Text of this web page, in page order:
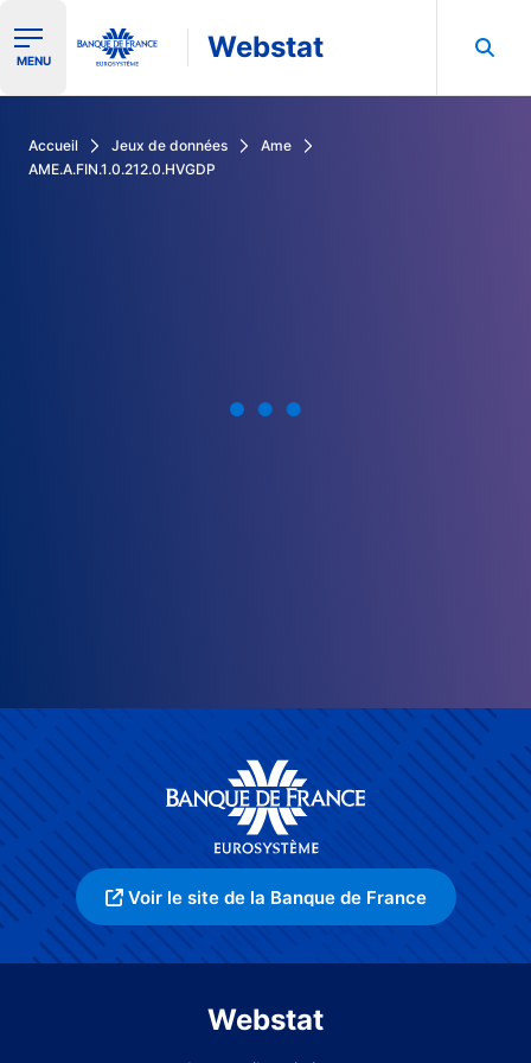
Ouvrir le menu de navigation
MENU Webstat
Accueil Jeux de données
Ame
AME.A.FIN.1.0.212.0.HVGDP
Voir le site de la Banque de France
Webstat